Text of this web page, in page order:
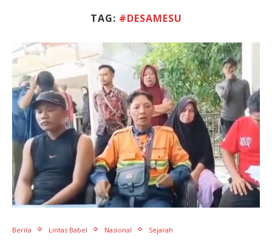
TAG: #DESAMESU
Berita Lintas Babel Nasional Sejarah